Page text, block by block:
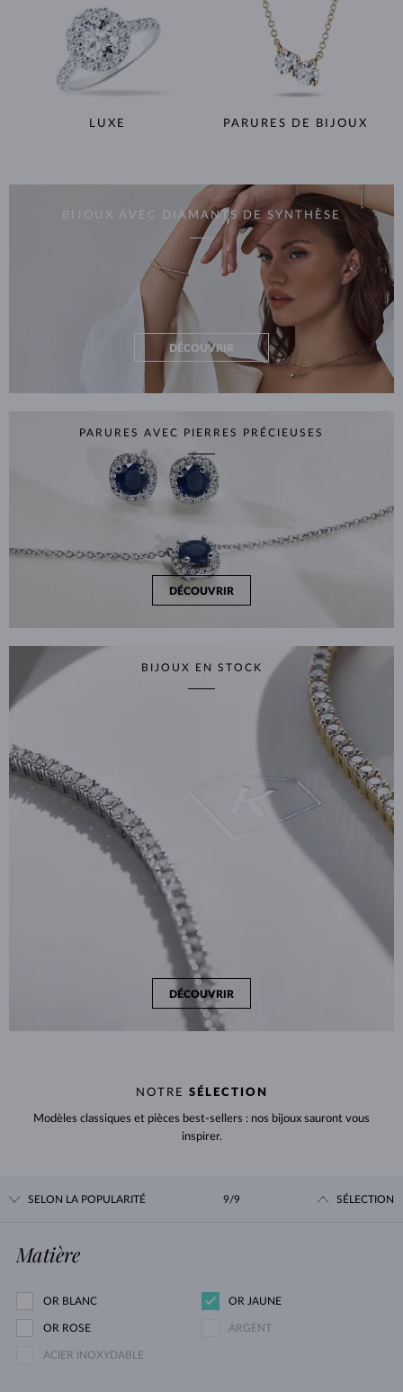
LUXE PARURES DE BIJOUX
BIJOUX AVEC DIAMANTS DE SYNTHÈSE
DÉCOUVRIR
PARURES AVEC PIERRES PRÉCIEUSES
DÉCOUVRIR
BIJOUX EN STOCK
DÉCOUVRIR
NOTRE SÉLECTION
Modèles classiques et pièces best-sellers : nos bijoux sauront vous
inspirer.
SELON LA POPULARITÉ 9/9 SÉLECTION
Matière
OR BLANC OR JAUNE
OR ROSE ARGENT
ACIER INOXYDABLE